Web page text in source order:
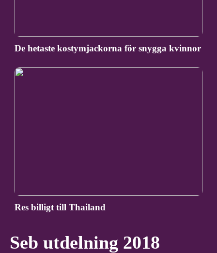
De hetaste kostymjackorna för snygga kvinnor
Res billigt till Thailand
Seb utdelning 2018